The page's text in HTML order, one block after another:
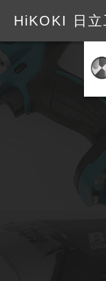
HiKOKI 日